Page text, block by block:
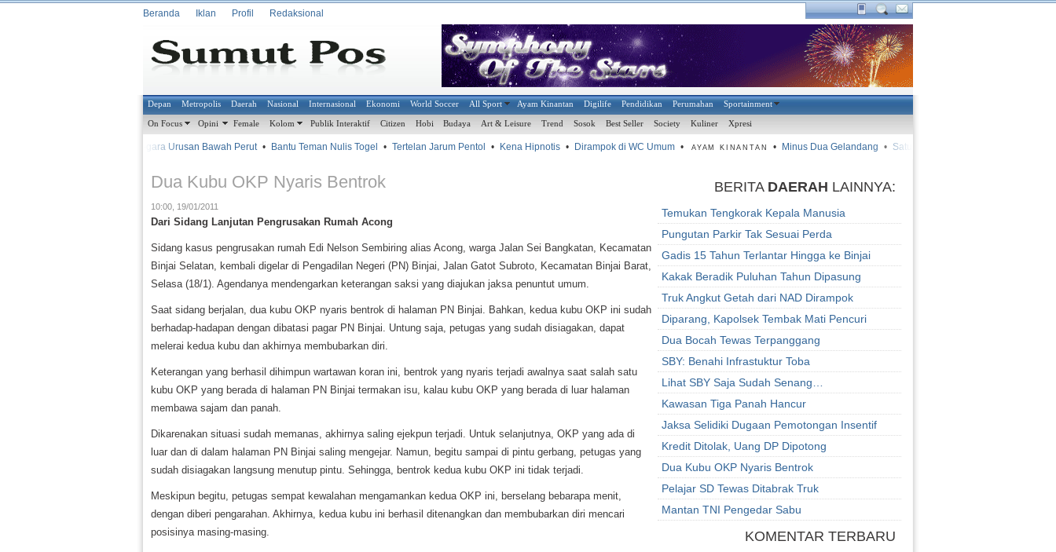
Beranda Iklan Profil Redaksional
Depan Metropolis Daerah Nasional Internasional Ekonomi World Soccer All Sport Ayam Kinantan Digilife Pendidikan Perumahan Sportainment
On Focus Opini Female Kolom Publik Interaktif Citizen Hobi Budaya Art & Leisure Trend Sosok Best Seller Society Kuliner Xpresi
Gara-gara Urusan Bawah Perut • Bantu Teman Nulis Togel Tertelan Jarum Pentol Kena Hipnotis • Dirampok di WC Umum • AYAM KINANTAN • Minus Dua Gelandang • Satu Tekad Lolos ke ISL
Dua Kubu OKP Nyaris Bentrok
10:00, 19/01/2011
Dari Sidang Lanjutan Pengrusakan Rumah Acong
Sidang kasus pengrusakan rumah Edi Nelson Sembiring alias Acong, warga Jalan Sei Bangkatan, Kecamatan
Binjai Selatan, kembali digelar di Pengadilan Negeri (PN) Binjai, Jalan Gatot Subroto, Kecamatan Binjai Barat,
Selasa (18/1). Agendanya mendengarkan keterangan saksi yang diajukan jaksa penuntut umum.
Saat sidang berjalan, dua kubu OKP nyaris bentrok di halaman PN Binjai. Bahkan, kedua kubu OKP ini sudah
berhadap-hadapan dengan dibatasi pagar PN Binjai. Untung saja, petugas yang sudah disiagakan, dapat
melerai kedua kubu dan akhirnya membubarkan diri.
Keterangan yang berhasil dihimpun wartawan koran ini, bentrok yang nyaris terjadi awalnya saat salah satu
kubu OKP yang berada di halaman PN Binjai termakan isu, kalau kubu OKP yang berada di luar halaman
membawa sajam dan panah.
Dikarenakan situasi sudah memanas, akhirnya saling ejekpun terjadi. Untuk selanjutnya, OKP yang ada di
luar dan di dalam halaman PN Binjai saling mengejar. Namun, begitu sampai di pintu gerbang, petugas yang
sudah disiagakan langsung menutup pintu. Sehingga, bentrok kedua kubu OKP ini tidak terjadi.
Meskipun begitu, petugas sempat kewalahan mengamankan kedua OKP ini, berselang bebarapa menit,
dengan diberi pengarahan. Akhirnya, kedua kubu ini berhasil ditenangkan dan membubarkan diri mencari
posisinya masing-masing.
BERITA DAERAH LAINNYA:
Temukan Tengkorak Kepala Manusia
Pungutan Parkir Tak Sesuai Perda
Gadis 15 Tahun Terlantar Hingga ke Binjai
Kakak Beradik Puluhan Tahun Dipasung
Truk Angkut Getah dari NAD Dirampok
Diparang, Kapolsek Tembak Mati Pencuri
Dua Bocah Tewas Terpanggang
SBY: Benahi Infrastuktur Toba
Lihat SBY Saja Sudah Senang…
Kawasan Tiga Panah Hancur
Jaksa Selidiki Dugaan Pemotongan Insentif
Kredit Ditolak, Uang DP Dipotong
Dua Kubu OKP Nyaris Bentrok
Pelajar SD Tewas Ditabrak Truk
Mantan TNI Pengedar Sabu
KOMENTAR TERBARU